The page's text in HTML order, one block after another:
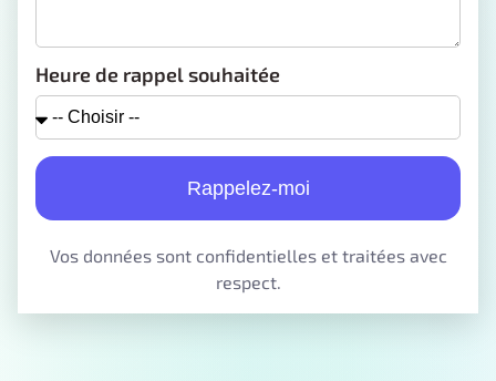
Heure de rappel souhaitée
Rappelez-moi
Vos données sont confidentielles et traitées avec
respect.